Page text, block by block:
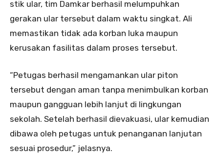
stik ular, tim Damkar berhasil melumpuhkan
gerakan ular tersebut dalam waktu singkat. Ali
memastikan tidak ada korban luka maupun
kerusakan fasilitas dalam proses tersebut.
“Petugas berhasil mengamankan ular piton
tersebut dengan aman tanpa menimbulkan korban
maupun gangguan lebih lanjut di lingkungan
sekolah. Setelah berhasil dievakuasi, ular kemudian
dibawa oleh petugas untuk penanganan lanjutan
sesuai prosedur,” jelasnya.